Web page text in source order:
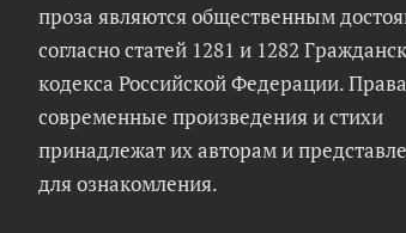
проза являются общественным
согласно статей 1281 и 1282
кодекса Российской Федерации.
современные произведения и стихи
принадлежат их авторам и
для ознакомления.